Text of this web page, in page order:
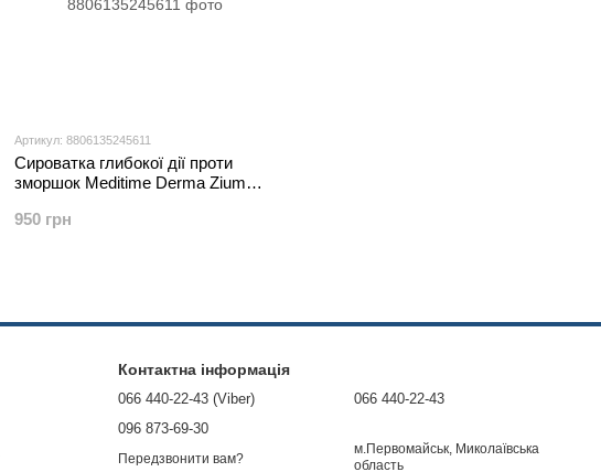
Артикул: 8806135245611
Сироватка глибокої дії проти
зморшок Meditime Derma Zium
950 грн
Контактна інформація
066 440-22-43 (Viber)
096 873-69-30
Передзвонити вам?
066 440-22-43
м.Первомайськ, Миколаївська
область